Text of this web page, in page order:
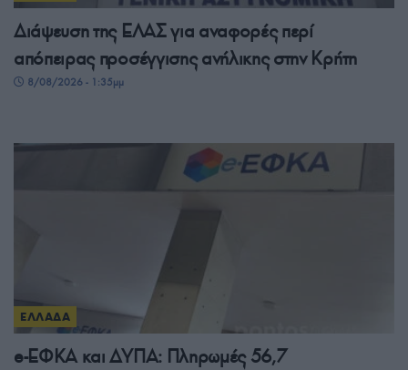
Διάψευση της ΕΛΑΣ για αναφορές περί
απόπειρας προσέγγισης ανήλικης στην Κρήτη
8/08/2026 - 1:35μμ
ΕΛΛΑΔΑ
e-ΕΦΚΑ και ΔΥΠΑ: Πληρωμές 56,7